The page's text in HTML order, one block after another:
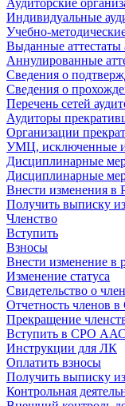
Аудиторские
Индивидуальные
Учебно-
Выданные аттестаты
Аннулированные
Сведения о
Сведения о
Перечень сетей
Аудиторы
Организации
УМЦ, исключенные
Дисциплинарные
Дисциплинарные
Внести изменения в
Получить выписку
Членство
Вступить
Взносы
Внести изменение в
Изменение статуса
Свидетельство о
Отчетность членов
Прекращение
Вступить в СРО ААС
Инструкции для ЛК
Оплатить взносы
Получить выписку
Контрольная